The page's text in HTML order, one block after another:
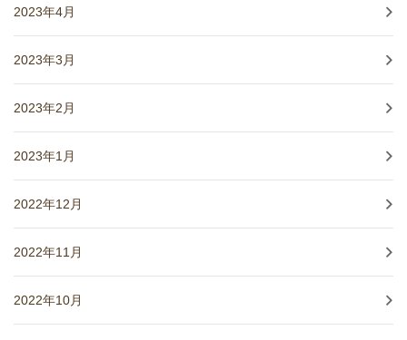
2023年4月
2023年3月
2023年2月
2023年1月
2022年12月
2022年11月
2022年10月